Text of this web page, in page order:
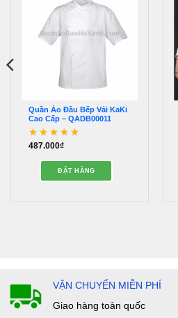
Quần Áo Đầu Bếp Vải KaKi
Cao Cấp – QADB00011
Được xếp hạng
487.000₫
ĐẶT HÀNG
VẬN CHUYỂN MIỄN PHÍ
Giao hàng toàn quốc